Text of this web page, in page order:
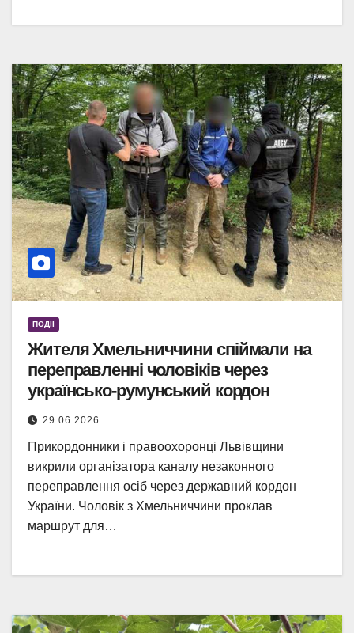
ПОДІЇ
Жителя Хмельниччини спіймали на
переправленні чоловіків через
українсько-румунський кордон
29.06.2026
Прикордонники і правоохоронці Львівщини
викрили організатора каналу незаконного
переправлення осіб через державний кордон
України. Чоловік з Хмельниччини проклав
маршрут для…